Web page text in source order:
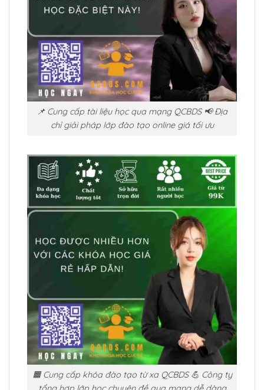
📌 Cung cấp tài liệu học qua mạng QCBDS 📢 Địa
chỉ giải pháp lớp đào tạo online giá tối ưu
🟧 Cung cấp khóa đào tạo từ xa QCBDS 💪 Công ty